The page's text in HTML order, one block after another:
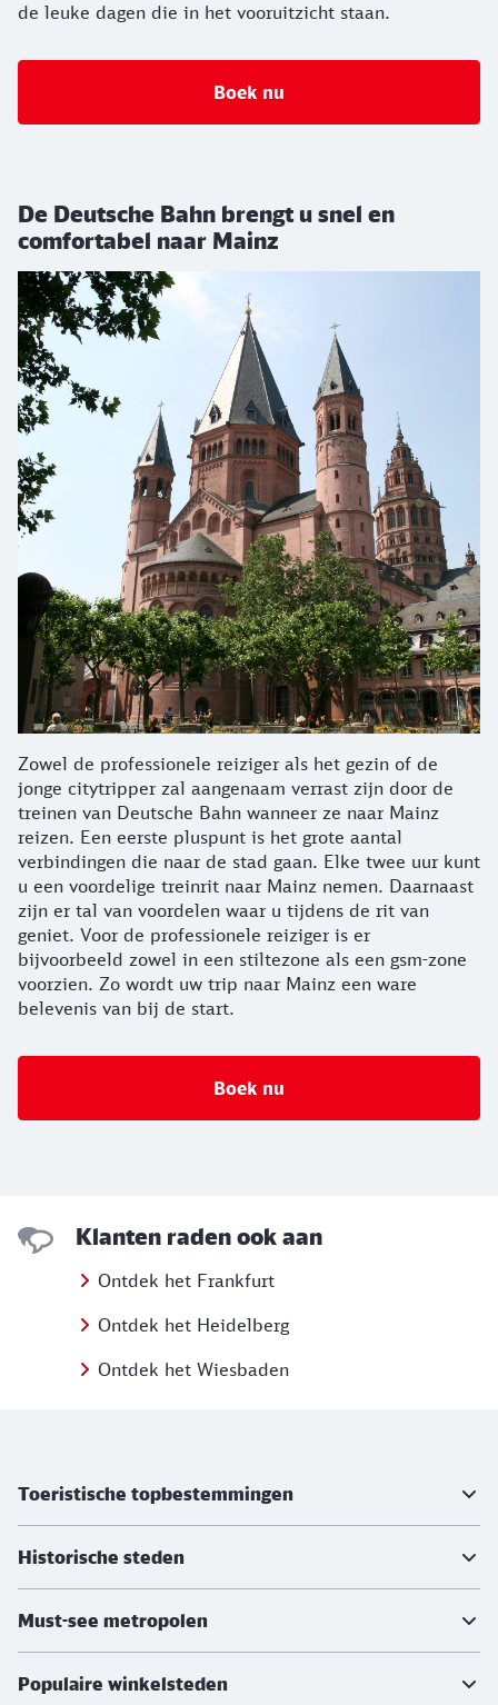
de leuke dagen die in het vooruitzicht staan.
Boek nu
De Deutsche Bahn brengt u snel en
comfortabel naar Mainz
Zowel de professionele reiziger als het gezin of de
jonge citytripper zal aangenaam verrast zijn door de
treinen van Deutsche Bahn wanneer ze naar Mainz
reizen. Een eerste pluspunt is het grote aantal
verbindingen die naar de stad gaan. Elke twee uur kunt
u een voordelige treinrit naar Mainz nemen. Daarnaast
zijn er tal van voordelen waar u tijdens de rit van
geniet. Voor de professionele reiziger is er
bijvoorbeeld zowel in een stiltezone als een gsm-zone
voorzien. Zo wordt uw trip naar Mainz een ware
belevenis van bij de start.
Boek nu
Klanten raden ook aan
Ontdek het Frankfurt
Ontdek het Heidelberg
Ontdek het Wiesbaden
Toeristische topbestemmingen
Historische steden
Must-see metropolen
Populaire winkelsteden